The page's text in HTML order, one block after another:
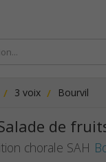
3 voix Bourvil
de
chorale SAH